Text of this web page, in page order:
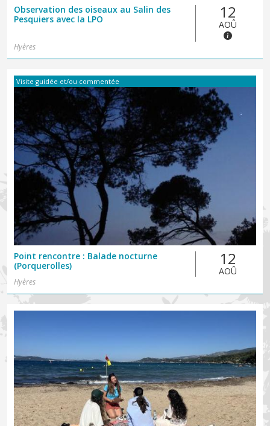
Observation des oiseaux au Salin des
Pesquiers avec la LPO
12
AOÛ
Hyères
Visite guidée et/ou commentée
Point rencontre : Balade nocturne
(Porquerolles)
12
AOÛ
Hyères